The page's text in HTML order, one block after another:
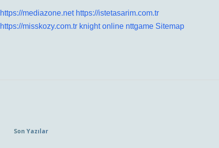
https://mediazone.net https://istetasarim.com.tr
https://misskozy.com.tr knight online nttgame Sitemap
Son Yazılar